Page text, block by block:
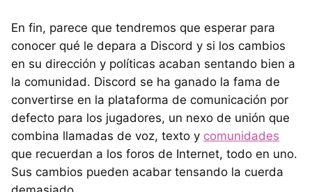
En fin, parece que tendremos que esperar para
conocer qué le depara a Discord y si los cambios
en su dirección y políticas acaban sentando bien a
la comunidad. Discord se ha ganado la fama de
convertirse en la plataforma de comunicación por
defecto para los jugadores, un nexo de unión que
combina llamadas de voz, texto y comunidades
que recuerdan a los foros de Internet, todo en uno.
Sus cambios pueden acabar tensando la cuerda